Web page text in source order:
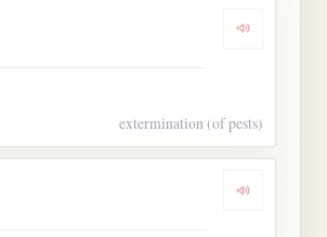
Dengarkan
extermination (of pests)
Dengarkan